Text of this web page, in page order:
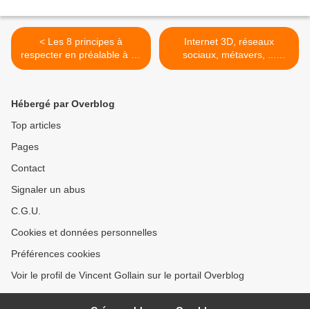
< Les 8 principes à
respecter en préalable à un
bon marketing territorial
Internet 3D, réseaux
sociaux, métavers, ...
quelles opportunités pour le
Hébergé par Overblog
Top articles
Pages
Contact
Signaler un abus
C.G.U.
Cookies et données personnelles
Préférences cookies
Voir le profil de Vincent Gollain sur le portail Overblog